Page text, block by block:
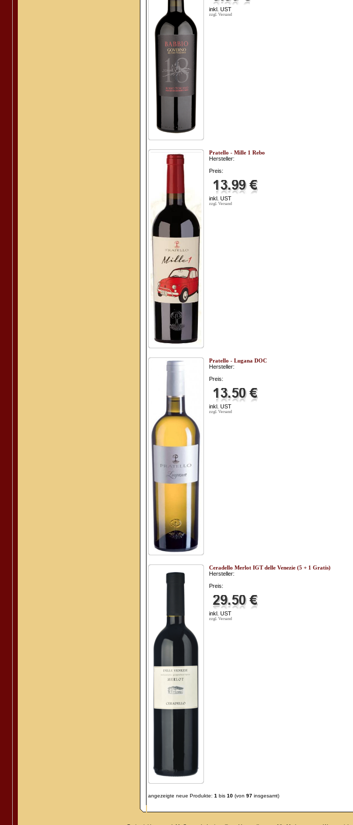
inkl. UST
zzgl. Versand
Pratello - Mille 1 Rebo
Hersteller:
Preis:
inkl. UST
zzgl. Versand
Pratello - Lugana DOC
Hersteller:
Preis:
inkl. UST
zzgl. Versand
Ceradello Merlot IGT delle Venezie (5 + 1 Gratis)
Hersteller:
Preis:
inkl. UST
zzgl. Versand
angezeigte neue Produkte: 1 bis 10 (von 97 insgesamt)